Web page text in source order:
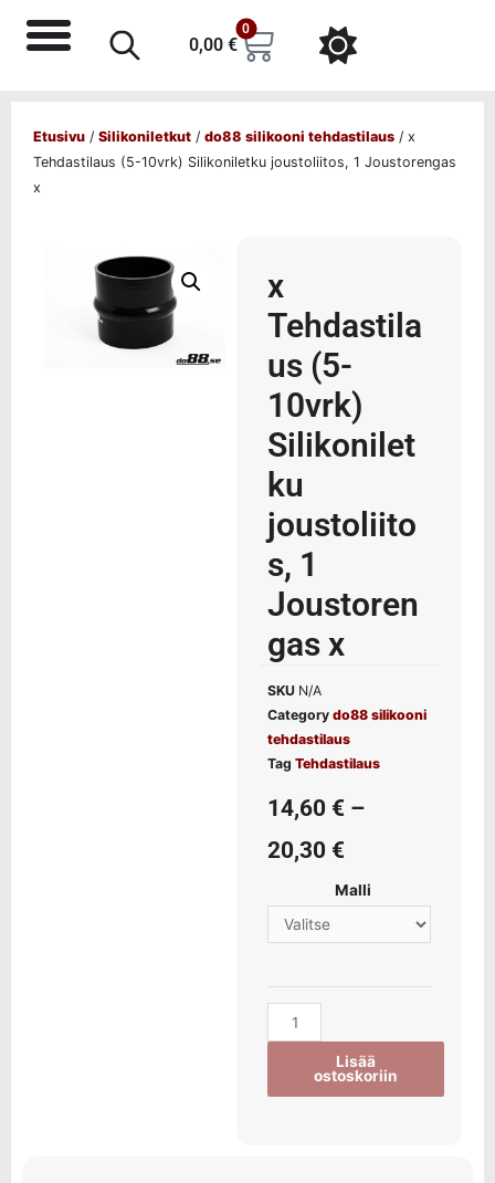
0,00 €
0
Etusivu / Silikoniletkut / do88 silikooni tehdastilaus / x
Tehdastilaus (5-10vrk) Silikoniletku joustoliitos, 1 Joustorengas
x
x
Tehdastila
us (5-
10vrk)
Silikonilet
ku
joustoliito
s, 1
Joustoren
gas x
SKU N/A
Category do88 silikooni
tehdastilaus
Tag Tehdastilaus
14,60 € –
20,30 €
Malli
Lisää
ostoskoriin